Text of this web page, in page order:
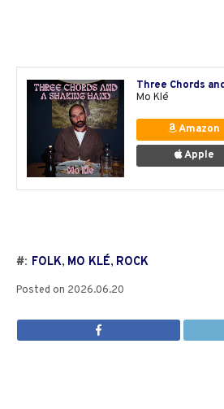
Three Chords
Mo Klé
Amazon
Apple
#: FOLK, MO KLÉ, ROCK
Posted on 2026.06.20